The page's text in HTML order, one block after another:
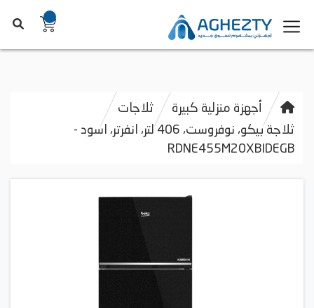
أجهزة منزلية كبيرة
ثلاجات
ثلاجة بيكو، نوفروست، 406 لتر، انفرتر، اسود -
RDNE455M20XBIDEGB